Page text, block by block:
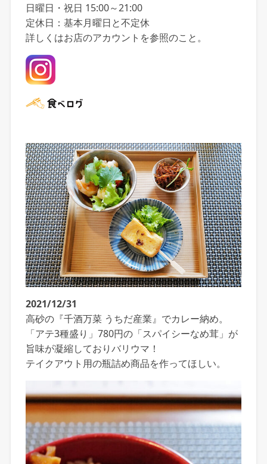
日曜日・祝日 15:00～21:00
定休日：基本月曜日と不定休
詳しくはお店のアカウントを参照のこと。
2021/12/31
高砂の『千酒万菜 うちだ産業』でカレー納め。
「アテ3種盛り」780円の「スパイシーなめ茸」が
旨味が凝縮しておりバリウマ！
テイクアウト用の瓶詰め商品を作ってほしい。